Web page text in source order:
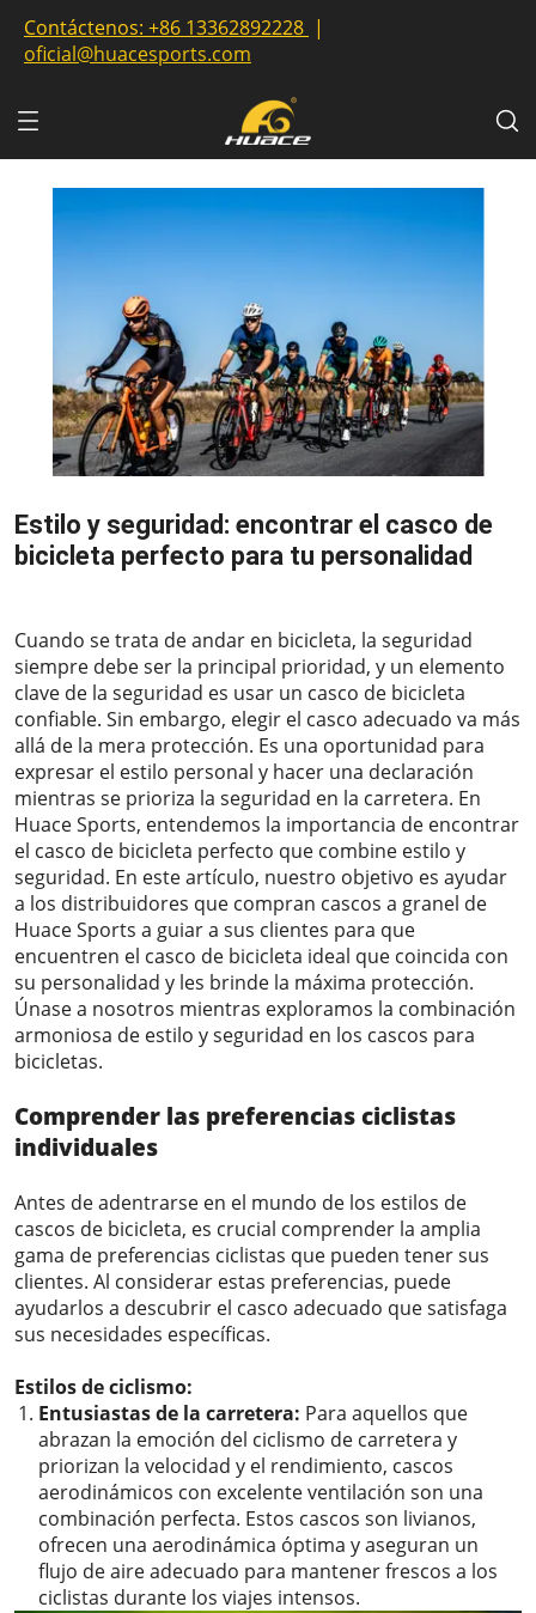
Contáctenos: +86 13362892228 |
oficial@huacesports.com
Estilo y seguridad: encontrar el casco de
bicicleta perfecto para tu personalidad
Cuando se trata de andar en bicicleta, la seguridad
siempre debe ser la principal prioridad, y un elemento
clave de la seguridad es usar un casco de bicicleta
confiable. Sin embargo, elegir el casco adecuado va más
allá de la mera protección. Es una oportunidad para
expresar el estilo personal y hacer una declaración
mientras se prioriza la seguridad en la carretera. En
Huace Sports, entendemos la importancia de encontrar
el casco de bicicleta perfecto que combine estilo y
seguridad. En este artículo, nuestro objetivo es ayudar
a los distribuidores que compran cascos a granel de
Huace Sports a guiar a sus clientes para que
encuentren el casco de bicicleta ideal que coincida con
su personalidad y les brinde la máxima protección.
Únase a nosotros mientras exploramos la combinación
armoniosa de estilo y seguridad en los cascos para
bicicletas.
Comprender las preferencias ciclistas
individuales
Antes de adentrarse en el mundo de los estilos de
cascos de bicicleta, es crucial comprender la amplia
gama de preferencias ciclistas que pueden tener sus
clientes. Al considerar estas preferencias, puede
ayudarlos a descubrir el casco adecuado que satisfaga
sus necesidades específicas.
Estilos de ciclismo:
Entusiastas de la carretera: Para aquellos que
abrazan la emoción del ciclismo de carretera y
priorizan la velocidad y el rendimiento, cascos
aerodinámicos con excelente ventilación son una
combinación perfecta. Estos cascos son livianos,
ofrecen una aerodinámica óptima y aseguran un
flujo de aire adecuado para mantener frescos a los
ciclistas durante los viajes intensos.